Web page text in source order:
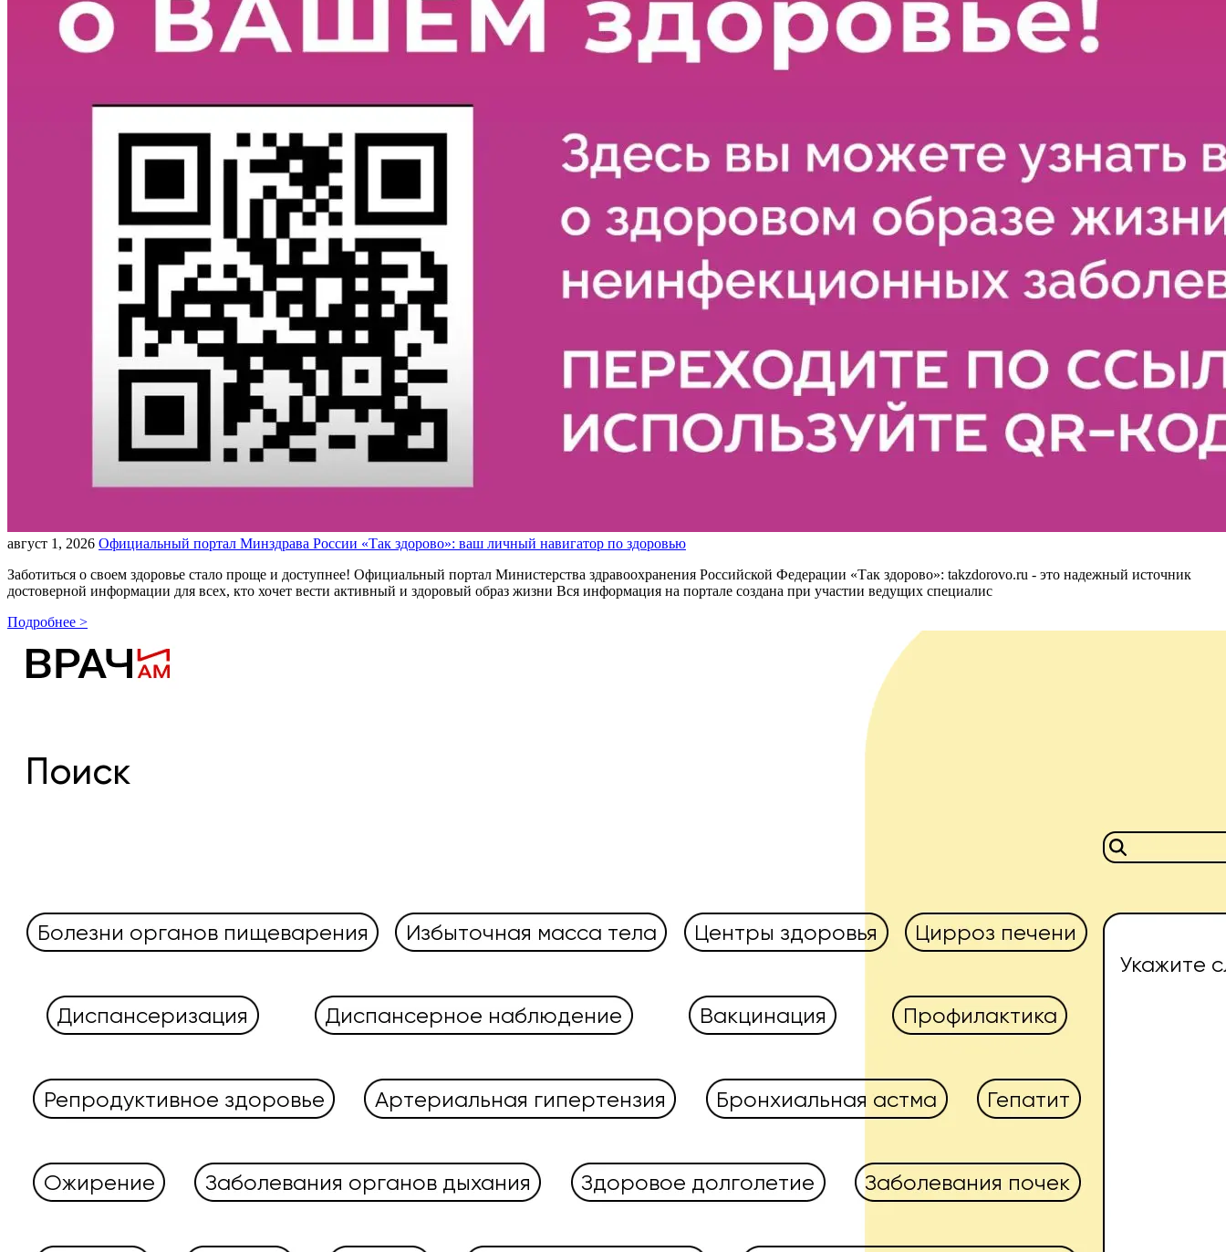
август 1, 2026 Официальный портал Минздрава России «Так здорово»: ваш личный навигатор по здоровью
Заботиться о своем здоровье стало проще и доступнее! Официальный портал Министерства здравоохранения Российской Федерации «Так здорово»: takzdorovo.ru - это надежный источник
достоверной информации для всех, кто хочет вести активный и здоровый образ жизни Вся информация на портале создана при участии ведущих специалис
Подробнее >